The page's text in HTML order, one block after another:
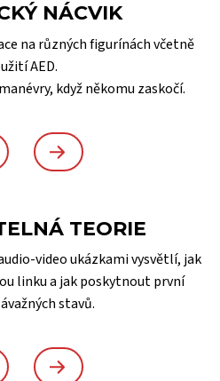
NÁCVIK
na různých figurínách včetně
AED.
když někomu zaskočí.
TEORIE
video ukázkami vysvětlí, jak
linku a jak poskytnout první
stavů.